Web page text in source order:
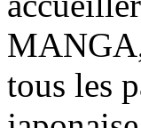
tous les